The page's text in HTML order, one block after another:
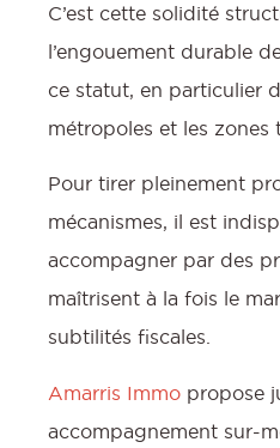
C’est cette solidité
l’engouement durable
ce statut, en particulier
métropoles et les zones
Pour tirer pleinement
mécanismes, il est
accompagner par des
maîtrisent à la fois le
subtilités fiscales.
Amarris Immo propose
accompagnement sur-